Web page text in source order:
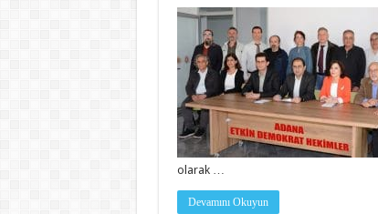
olarak …
Devamını Okuyun